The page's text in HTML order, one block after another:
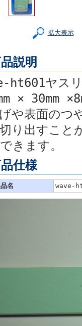
拡大表示
説明
ht601ヤス
× 30mm
や表面のつ
り出すこと
きます。
仕様
名 wave-